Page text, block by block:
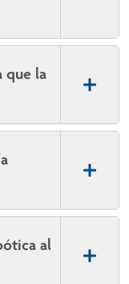
que la
al